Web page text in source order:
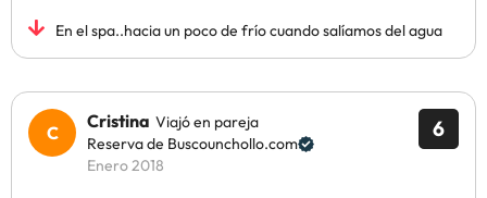
En el spa..hacia un poco de frío cuando salíamos del agua
6
Cristina Viajó en pareja
Reserva de Buscounchollo.com
Enero 2018